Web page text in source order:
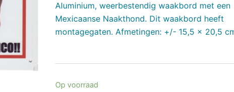
Aluminium, weerbestendig waakbord met een
Mexicaanse Naakthond. Dit waakbord heeft
montagegaten. Afmetingen: +/- 15,5 x 20,5
Op voorraad